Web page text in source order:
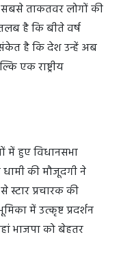
सबसे ताकतवर लोगों की
है कि बीते वर्ष
है कि देश उन्हें अब
एक राष्ट्रीय
में हुए विधानसभा
की मौजूदगी ने
स्टार प्रचारक की
में उत्कृष्ट प्रदर्शन
भाजपा को बेहतर